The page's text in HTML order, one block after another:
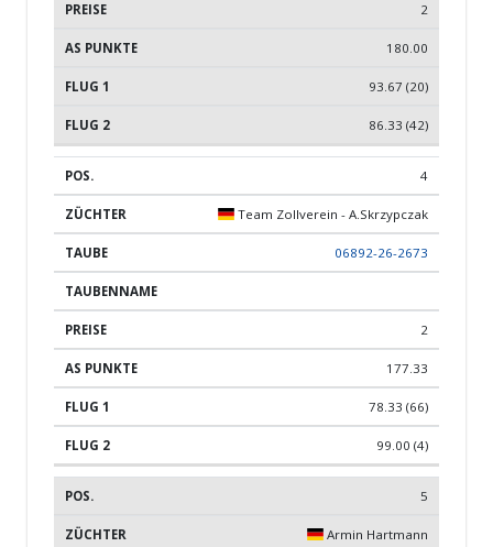
2
180.00
93.67 (20)
86.33 (42)
4
Team Zollverein - A.Skrzypczak
06892-26-2673
2
177.33
78.33 (66)
99.00 (4)
5
Armin Hartmann